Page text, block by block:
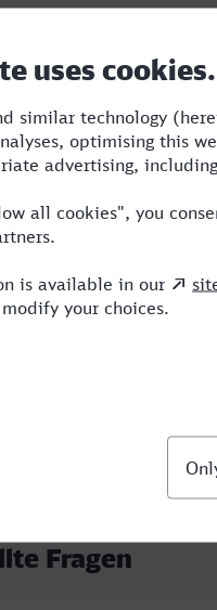
17:12 2
Fragen